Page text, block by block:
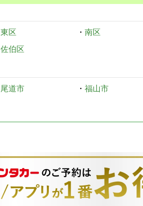
東区 ・ 南区
佐伯区
尾道市 ・ 福山市